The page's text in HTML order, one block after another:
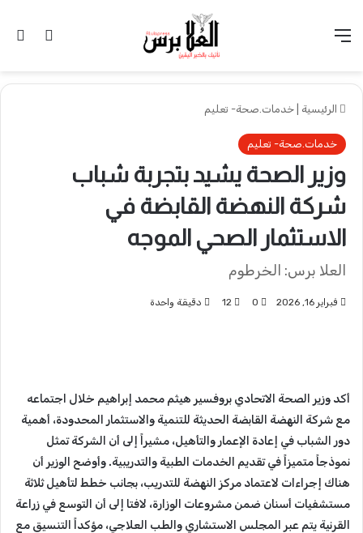
الرئيسية خدمات.صحة- تعليم
خدمات.صحة- تعليم
وزير الصحة يشيد بتجربة شباب
شركة النهضة القابضة في
الاستثمار الصحي الموجه
العلا برس: الخرطوم
فبراير 16, 2026 0
12 دقيقة واحدة
أكد وزير الصحة الاتحادي بروفسير هيثم محمد إبراهيم خلال اجتماعه
مع شركة النهضة القابضة الحديثة للتنمية والاستثمار المحدودة، أهمية
دور الشباب في إعادة الإعمار والتأهيل، مشيراً إلى أن الشركة تمثل
نموذجاً متميزاً في تقديم الخدمات الطبية والتدريبية. وأوضح الوزير أن
هناك إجراءات لاعتماد مركز النهضة للتدريب، بجانب خطط لتأهيل ثلاثة
مستشفيات أسنان ضمن مشروعات الوزارة، لافتا إلى أن التوسع في زراعة
القرنية يتم عبر المجلس الاستشاري والطب العلاجي، مؤكداً التنسيق مع